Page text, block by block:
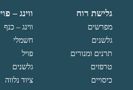
גלישת רוח
מפרשים
גלשנים
תרנים ומנורים
טרפזים
כיסויים
ווינג –
ווינג – כנף
חשמלי
פויל
גלשנים
ציוד נלווה